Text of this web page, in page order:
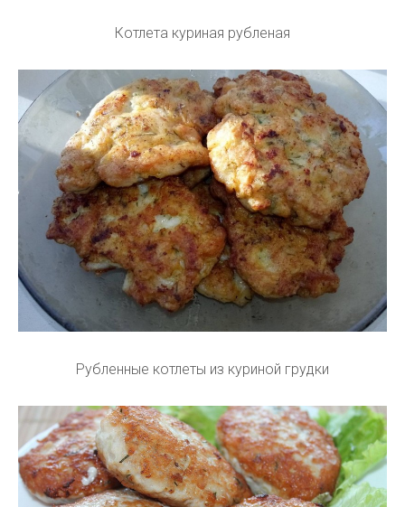
Котлета куриная рубленая
Рубленные котлеты из куриной грудки